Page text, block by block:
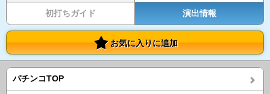
初打ちガイド 演出情報
お気に入りに追加
パチンコTOP